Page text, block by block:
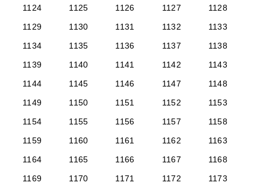
1124
1125 1126 1127
1128
1129
1130 1131 1132
1133
1134
1135 1136 1137
1138
1139
1140 1141 1142
1143
1144
1145 1146 1147
1148
1149
1150 1151 1152
1153
1154
1155 1156 1157
1158
1159
1160 1161 1162
1163
1164
1165 1166 1167
1168
1169
1170 1171 1172
1173